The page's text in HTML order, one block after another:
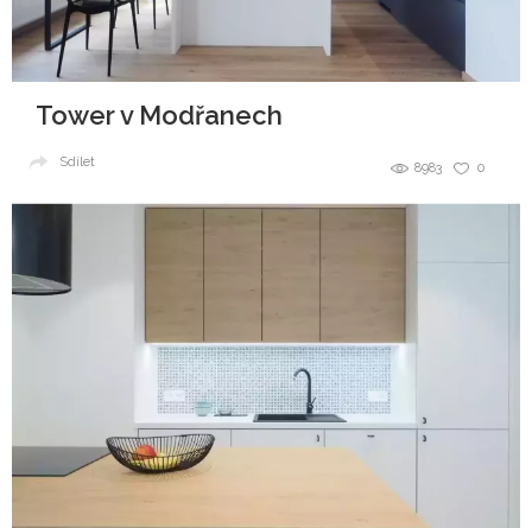
Tower v Modřanech
0
8983
Sdílet